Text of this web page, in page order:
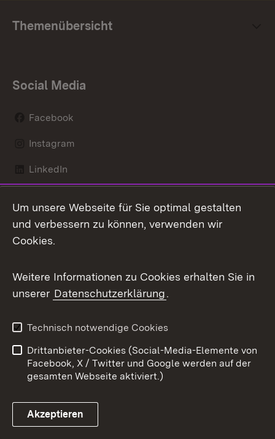
Themenübersicht
Social Media
Facebook
Instagram
LinkedIn
X / Twitter
Youtube
Link zum Landesportal
Kontakt
Datenschutz
Barrierefreiheit
Impressum
Cookies
Um unsere Webseite für Sie optimal gestalten
und verbessern zu können, verwenden wir
Cookies.
Weitere Informationen zu Cookies erhalten Sie in
unserer Datenschutzerklärung.
Technisch notwendige Cookies
Drittanbieter-Cookies (Social-Media-Elemente von
Facebook, X / Twitter und Google werden auf der
gesamten Webseite aktiviert.)
Akzeptieren